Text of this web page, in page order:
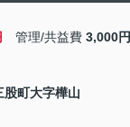
管理/共益費 3,000円
股町大字樺山